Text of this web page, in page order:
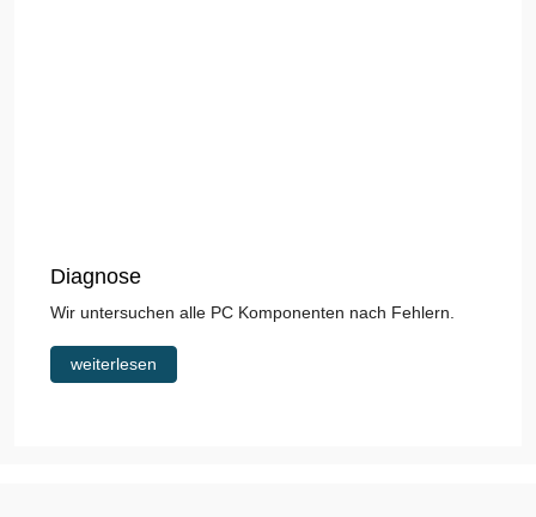
nach Fehlern.
mittlere Firmen, Selbständige,